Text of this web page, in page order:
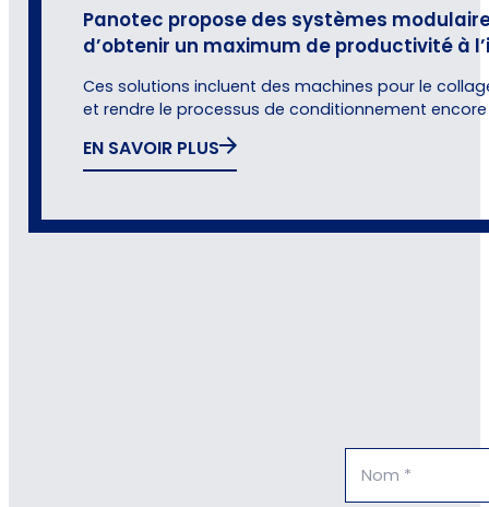
Panotec propose des systèmes
d’obtenir un maximum de productivité à
Ces solutions incluent des machines pour le
et rendre le processus de conditionnement
EN SAVOIR PLUS